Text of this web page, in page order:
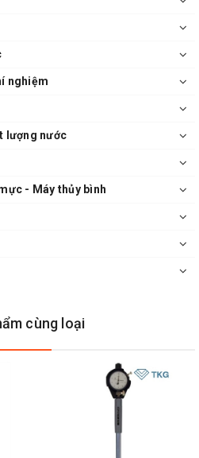
nghiệm
lượng nước
- Máy thủy bình
cùng loại